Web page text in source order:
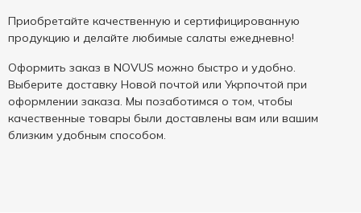
Приобретайте качественную и сертифицированную
продукцию и делайте любимые салаты ежедневно!
Оформить заказ в NOVUS можно быстро и удобно.
Выберите доставку Новой почтой или Укрпочтой при
оформлении заказа. Мы позаботимся о том, чтобы
качественные товары были доставлены вам или вашим
близким удобным способом.